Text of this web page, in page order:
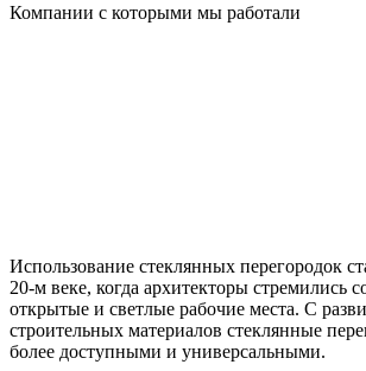
Компании с которыми мы работали
Использование стеклянных перегородок
20-м веке, когда архитекторы стремились
открытые и светлые рабочие места. С
строительных материалов стеклянные
более доступными и универсальными.